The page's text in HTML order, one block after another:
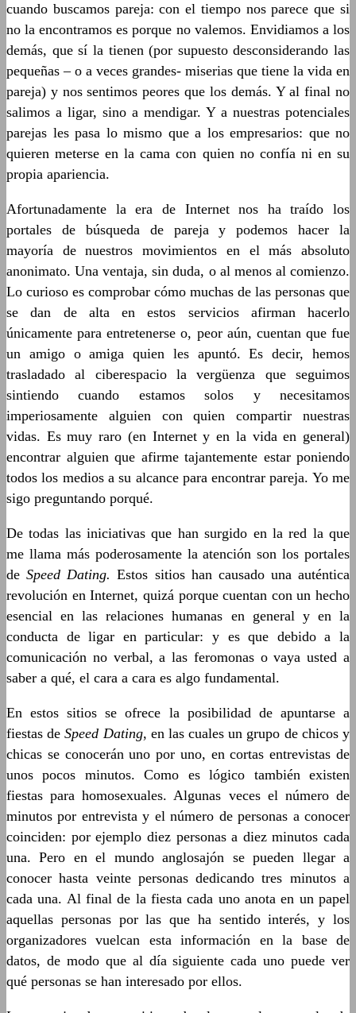
cuando buscamos pareja: con el tiempo nos parece que si
no la encontramos es porque no valemos. Envidiamos a los
demás, que sí la tienen (por supuesto desconsiderando las
pequeñas – o a veces grandes- miserias que tiene la vida en
pareja) y nos sentimos peores que los demás. Y al final no
salimos a ligar, sino a mendigar. Y a nuestras potenciales
parejas les pasa lo mismo que a los empresarios: que no
quieren meterse en la cama con quien no confía ni en su
propia apariencia.
Afortunadamente la era de Internet nos ha traído los
portales de búsqueda de pareja y podemos hacer la
mayoría de nuestros movimientos en el más absoluto
anonimato. Una ventaja, sin duda, o al menos al comienzo.
Lo curioso es comprobar cómo muchas de las personas que
se dan de alta en estos servicios afirman hacerlo
únicamente para entretenerse o, peor aún, cuentan que fue
un amigo o amiga quien les apuntó. Es decir, hemos
trasladado al ciberespacio la vergüenza que seguimos
sintiendo cuando estamos solos y necesitamos
imperiosamente alguien con quien compartir nuestras
vidas. Es muy raro (en Internet y en la vida en general)
encontrar alguien que afirme tajantemente estar poniendo
todos los medios a su alcance para encontrar pareja. Yo me
sigo preguntando porqué.
De todas las iniciativas que han surgido en la red la que
me llama más poderosamente la atención son los portales
deSpeed Dating. Estos sitios han causado una auténtica
revolución en Internet, quizá porque cuentan con un hecho
esencial en las relaciones humanas en general y en la
conducta de ligar en particular: y es que debido a la
comunicación no verbal, a las feromonas o vaya usted a
saber a qué, el cara a cara es algo fundamental.
En estos sitios se ofrece la posibilidad de apuntarse a
fiestas deSpeed Dating, en las cuales un grupo de chicos y
chicas se conocerán uno por uno, en cortas entrevistas de
unos pocos minutos. Como es lógico también existen
fiestas para homosexuales. Algunas veces el número de
minutos por entrevista y el número de personas a conocer
coinciden: por ejemplo diez personas a diez minutos cada
una. Pero en el mundo anglosajón se pueden llegar a
conocer hasta veinte personas dedicando tres minutos a
cada una. Al final de la fiesta cada uno anota en un papel
aquellas personas por las que ha sentido interés, y los
organizadores vuelcan esta información en la base de
datos, de modo que al día siguiente cada uno puede ver
qué personas se han interesado por ellos.